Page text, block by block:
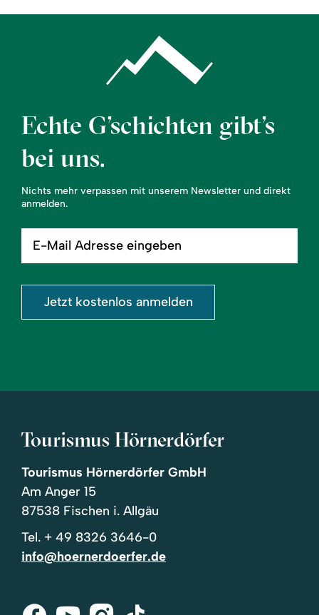
Echte G’schichten gibt’s
bei uns.
Nichts mehr verpassen mit unserem Newsletter und direkt
anmelden.
Mail
eingeben
Jetzt kostenlos anmelden
Tourismus Hörnerdörfer
Tourismus Hörnerdörfer GmbH
Am Anger 15
87538 Fischen i. Allgäu
Tel. + 49 8326 3646-0
info@hoernerdoerfer.de